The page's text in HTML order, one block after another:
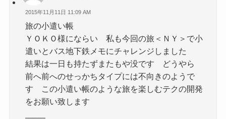
2015年11月11日 11:09 AM
旅の小遣い帳
ＹＯＫＯ様にならい 私も今回の旅＜ＮＹ＞で小
遣いとバス地下鉄メモにチャレンジしました
結果は一日も持たずまたもや没です どうやら
前へ前へのせっかちタイプには不向きのようで
す この小遣い帳のような旅を楽しむテクの開発
をお願い致します